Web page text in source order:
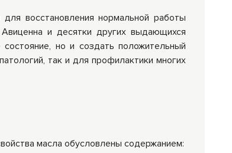
восстановления нормальной работы
и десятки других выдающихся
но и создать положительный
так и для профилактики многих
масла обусловлены содержанием: